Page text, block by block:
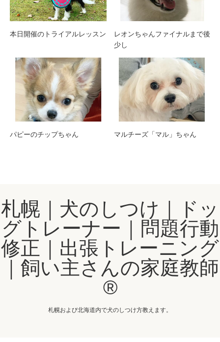
本日開催のトライアルレッスン
レオンちゃんファイナルまで後
少し
パピーのチップちゃん マルチーズ「マル」ちゃん
札幌｜犬のしつけ｜ドッ
グトレーナー｜問題行動
修正｜出張トレーニング
｜飼い主さんの家庭教師
®️
札幌および北海道内で犬のしつけ方教えます。